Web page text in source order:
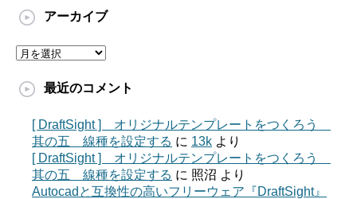
アーカイブ
ア
カ
最近のコメント
[ DraftSight ] オリジナルテンプレートをつくろう
其の五 線種を設定する に 13k より
[ DraftSight ] オリジナルテンプレートをつくろう
其の五 線種を設定する に 照沼 より
Autocadと互換性の高いフリーウェア『DraftSight』